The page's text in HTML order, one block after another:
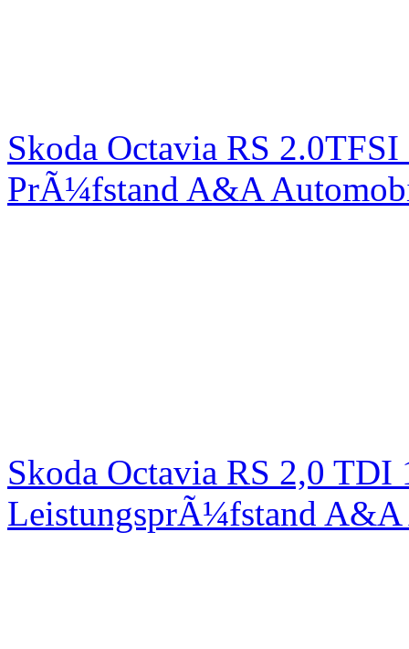
Skoda Octavia RS
PrÃ¼fstand A&A
Skoda Octavia RS 2,0
LeistungsprÃ¼fstand